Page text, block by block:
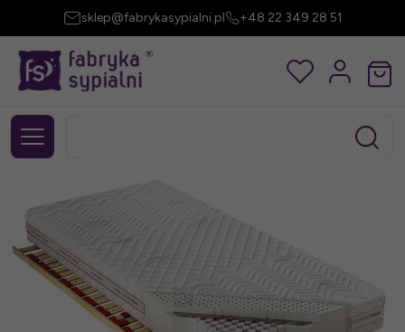
sklep@fabrykasypialni.pl +48 22 349 28 51